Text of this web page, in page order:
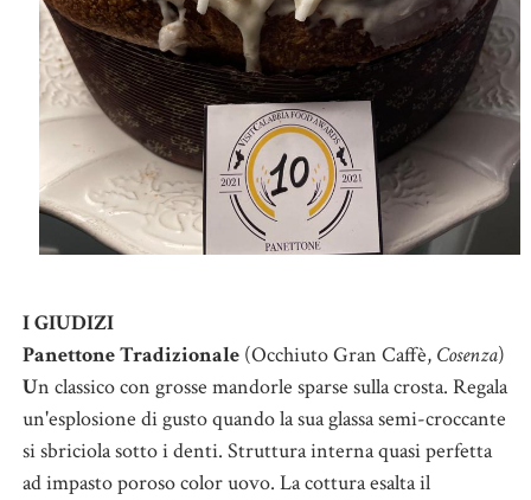
I GIUDIZI
Panettone Tradizionale(Occhiuto Gran Caffè, Cosenza)
Un classico con grosse mandorle sparse sulla crosta. Regala
un'esplosione di gusto quando la sua glassa semi-croccante
si sbriciola sotto i denti. Struttura interna quasi perfetta
ad impasto poroso color uovo. La cottura esalta il